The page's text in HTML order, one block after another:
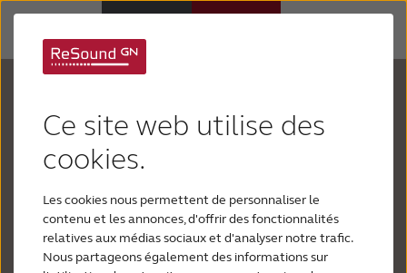
Ce site web utilise des
cookies.
Les cookies nous permettent de personnaliser le
contenu et les annonces, d'offrir des fonctionnalités
relatives aux médias sociaux et d'analyser notre trafic.
Nous partageons également des informations sur
Appareils auditifs
Perte auditive
Support & Assistance
importante
vous avez du mal à les entendre. Les gens
marmonnent ou sifflent. La musique a perdu ses
tonalités. Votre téléviseur ou votre radio est au